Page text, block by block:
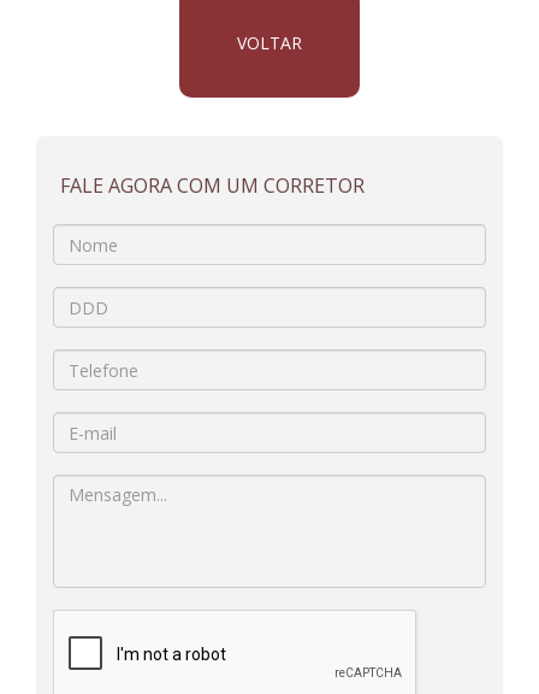
VOLTAR
FALE AGORA COM UM CORRETOR